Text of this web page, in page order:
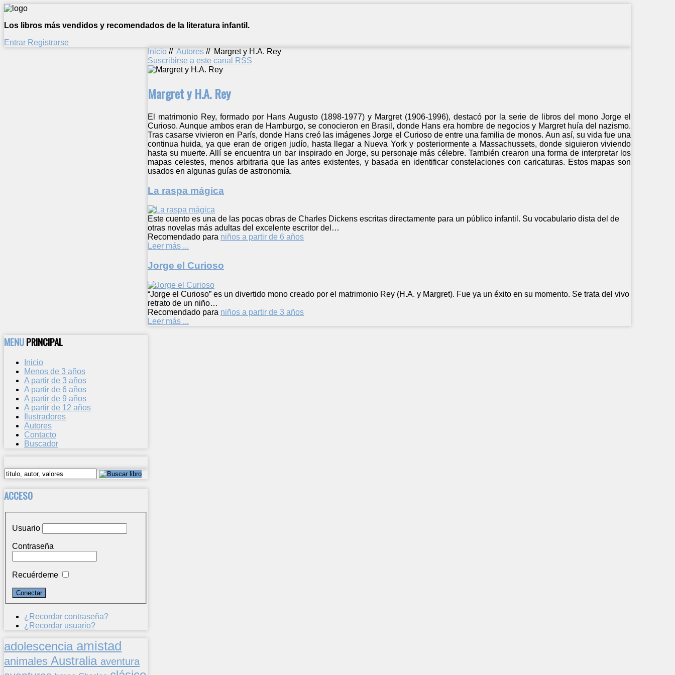
Los libros más vendidos y recomendados de la literatura infantil.
Entrar Registrarse
Inicio // Autores // Margret y H.A. Rey
Suscribirse a este canal RSS
Margret y H.A. Rey
El matrimonio Rey, formado por Hans Augusto (1898-1977) y Margret (1906-1996), destacó por la serie de libros del mono Jorge el
Curioso. Aunque ambos eran de Hamburgo, se conocieron en Brasil, donde Hans era hombre de negocios y Margret huía del nazismo.
Tras casarse vivieron en París, donde Hans creó las imágenes Jorge el Curioso de entre una familia de monos. Aun así, su vida fue una
continua huida, ya que eran de origen judío, hasta llegar a Nueva York y posteriormente a Massachussets, donde siguieron viviendo
hasta su muerte. Allí se encuentra un bar inspirado en Jorge, su personaje más célebre. También crearon una forma de interpretar los
mapas celestes, menos arbitraria que las antes existentes, y basada en identificar constelaciones con caricaturas. Estos mapas son
usados en algunas guías de astronomía.
La raspa mágica
Este cuento es una de las pocas obras de Charles Dickens escritas directamente para un público infantil. Su vocabulario dista del de
otras novelas más adultas del excelente escritor del…
Recomendado para niños a partir de 6 años
Leer más ...
Jorge el Curioso
“Jorge el Curioso” es un divertido mono creado por el matrimonio Rey (H.A. y Margret). Fue ya un éxito en su momento. Se trata del vivo
retrato de un niño…
Recomendado para niños a partir de 3 años
Leer más ...
MENUPRINCIPAL
Inicio
Menos de 3 años
A partir de 3 años
A partir de 6 años
A partir de 9 años
A partir de 12 años
Ilustradores
Autores
Contacto
Buscador
ACCESO
Usuario
Contraseña
Recuérdeme
¿Recordar contraseña?
¿Recordar usuario?
adolescencia amistad
animales Australia aventura